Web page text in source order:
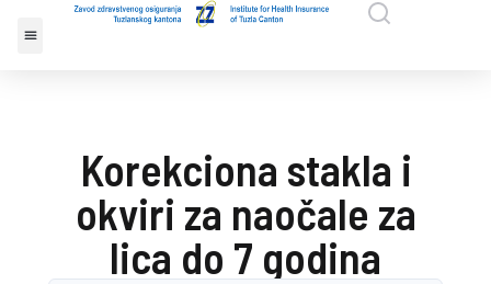
Korekciona stakla i
okviri za naočale za
lica do 7 godina